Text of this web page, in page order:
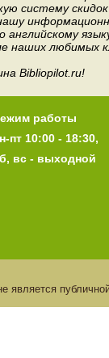
систему
английскому
наших любимых
Bibliopilot.ru!
работы
пт 10:00 - 18:30,
вс - выходной
является